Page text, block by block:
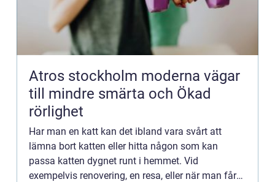
Atros stockholm moderna vägar
till mindre smärta och Ökad
rörlighet
Har man en katt kan det ibland vara svårt att
lämna bort katten eller hitta någon som kan
passa katten dygnet runt i hemmet. Vid
exempelvis renovering, en resa, eller när man får